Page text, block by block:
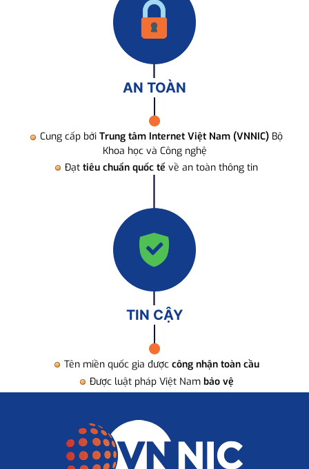
AN TOÀN
Cung cấp bởi Trung tâm Internet Việt Nam (VNNIC) Bộ
Khoa học và Công nghệ
Đạt tiêu chuẩn quốc tế về an toàn thông tin
TIN CẬY
Tên miền quốc gia được công nhận toàn cầu
Được luật pháp Việt Nam bảo vệ